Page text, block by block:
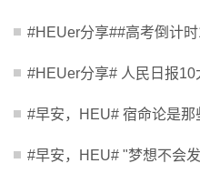
#HEUer分享##高考倒计时100天# 佩戴勤奋徽章，怀揣必胜信
#HEUer分享# 人民日报10大金句，提笔即封
#早安，HEU# 宿命论是那些缺乏意志力的弱者的
#早安，HEU# "梦想不会发光，发光的是追梦的你，只要方向坚定